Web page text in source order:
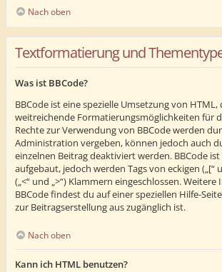
Nach oben
Textformatierung und
Was ist BBCode?
BBCode ist eine spezielle Umsetzung von HTML,
weitreichende Formatierungsmöglichkeiten für
Rechte zur Verwendung von BBCode werden
Administration vergeben, können jedoch auch
einzelnen Beitrag deaktiviert werden. BBCode
aufgebaut, jedoch werden Tags von eckigen („[“
(„<“ und „>“) Klammern eingeschlossen.
BBCode findest du auf einer speziellen Hilfe-
zur Beitragserstellung aus zugänglich ist.
Nach oben
Kann ich HTML benutzen?